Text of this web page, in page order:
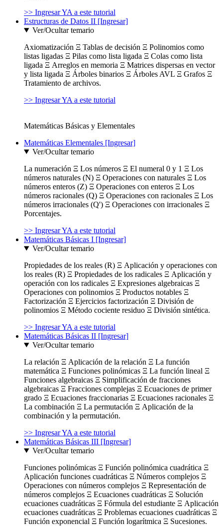
>> Ingresar YA a este tutorial
Estructuras de Datos II [Ingresar]
Ver/Ocultar temario
Axiomatización Ξ Tablas de decisión Ξ Polinomios como
listas ligadas Ξ Pilas como lista ligada Ξ Colas como lista
ligada Ξ Arreglos en memoria Ξ Matrices dispersas en vector
y lista ligada Ξ Árboles binarios Ξ Árboles AVL Ξ Grafos Ξ
Tratamiento de archivos.
>> Ingresar YA a este tutorial
Matemáticas Básicas y Elementales
Matemáticas Elementales [Ingresar]
Ver/Ocultar temario
La numeración Ξ Los números Ξ El numeral 0 y 1 Ξ Los
números naturales (N) Ξ Operaciones con naturales Ξ Los
números enteros (Z) Ξ Operaciones con enteros Ξ Los
números racionales (Q) Ξ Operaciones con racionales Ξ Los
números irracionales (Q') Ξ Operaciones con irracionales Ξ
Porcentajes.
>> Ingresar YA a este tutorial
Matemáticas Básicas I [Ingresar]
Ver/Ocultar temario
Propiedades de los reales (R) Ξ Aplicación y operaciones con
los reales (R) Ξ Propiedades de los radicales Ξ Aplicación y
operación con los radicales Ξ Expresiones algebraicas Ξ
Operaciones con polinomios Ξ Productos notables Ξ
Factorización Ξ Ejercicios factorización Ξ División de
polinomios Ξ Método cociente residuo Ξ División sintética.
>> Ingresar YA a este tutorial
Matemáticas Básicas II [Ingresar]
Ver/Ocultar temario
La relación Ξ Aplicación de la relación Ξ La función
matemática Ξ Funciones polinómicas Ξ La función lineal Ξ
Funciones algebraicas Ξ Simplificación de fracciones
algebraicas Ξ Fracciones complejas Ξ Ecuaciones de primer
grado Ξ Ecuaciones fraccionarias Ξ Ecuaciones racionales Ξ
La combinación Ξ La permutación Ξ Aplicación de la
combinación y la permutación.
>> Ingresar YA a este tutorial
Matemáticas Básicas III [Ingresar]
Ver/Ocultar temario
Funciones polinómicas Ξ Función polinómica cuadrática Ξ
Aplicación funciones cuadráticas Ξ Números complejos Ξ
Operaciones con números complejos Ξ Representación de
números complejos Ξ Ecuaciones cuadráticas Ξ Solución
ecuaciones cuadráticas Ξ Fórmula del estudiante Ξ Aplicación
ecuaciones cuadráticas Ξ Problemas ecuaciones cuadráticas Ξ
Función exponencial Ξ Función logarítmica Ξ Sucesiones.